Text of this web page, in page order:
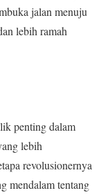
jalan menuju
lebih ramah
penting dalam
lebih
revolusionernya
mendalam tentang